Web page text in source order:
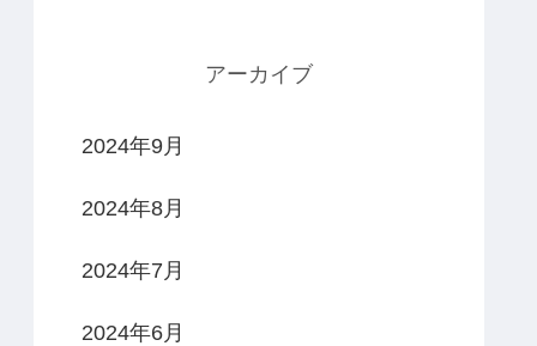
アーカイブ
2024年9月
2024年8月
2024年7月
2024年6月